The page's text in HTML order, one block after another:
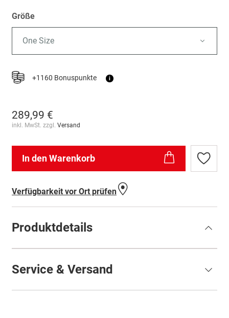
Größe
One Size
+1160 Bonuspunkte i
289,99 €
inkl. MwSt. zzgl. Versand
In den Warenkorb
Zur
Verfügbarkeit vor Ort prüfen
Produktdetails
Service & Versand